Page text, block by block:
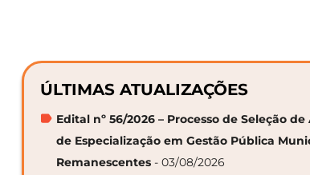
ÚLTIMAS ATUALIZAÇÕES
Edital nº 56/2026 – Processo de Seleção
de Especialização em Gestão Pública
Remanescentes - 03/08/2026